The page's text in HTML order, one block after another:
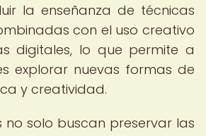
la enseñanza de técnicas
con el uso creativo
digitales, lo que permite a
explorar nuevas formas de
y creatividad.
no solo buscan preservar las